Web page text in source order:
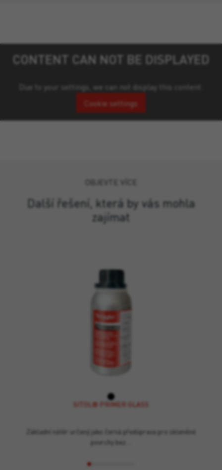
CONTENT CAN NOT BE DISPLAYED
Due to your settings, we can not display this content.
Cookie settings
OBJEVTE VÍCE
Další řešení, která by vás mohla
zajímat
SITOL® PRIMER GLASS
Základní nátěr určený jako černá předúprava pro skleněné
povrchy bez…